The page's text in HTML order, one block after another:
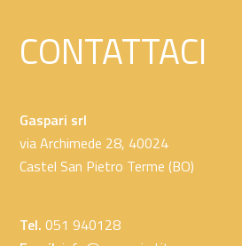
CONTATTACI
Gaspari srl
via Archimede 28, 40024
Castel San Pietro Terme (BO)
Tel. 051 940128